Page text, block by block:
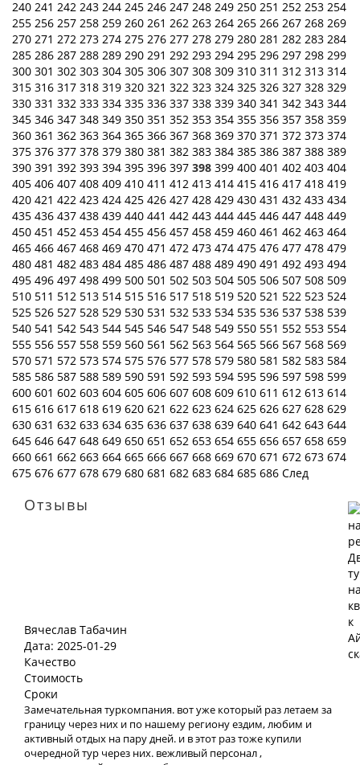
240 241 242 243 244 245 246 247 248 249 250 251 252 253 254
255 256 257 258 259 260 261 262 263 264 265 266 267 268 269
270 271 272 273 274 275 276 277 278 279 280 281 282 283 284
285 286 287 288 289 290 291 292 293 294 295 296 297 298 299
300 301 302 303 304 305 306 307 308 309 310 311 312 313 314
315 316 317 318 319 320 321 322 323 324 325 326 327 328 329
330 331 332 333 334 335 336 337 338 339 340 341 342 343 344
345 346 347 348 349 350 351 352 353 354 355 356 357 358 359
360 361 362 363 364 365 366 367 368 369 370 371 372 373 374
375 376 377 378 379 380 381 382 383 384 385 386 387 388 389
390 391 392 393 394 395 396 397 398 399 400 401 402 403 404
405 406 407 408 409 410 411 412 413 414 415 416 417 418 419
420 421 422 423 424 425 426 427 428 429 430 431 432 433 434
435 436 437 438 439 440 441 442 443 444 445 446 447 448 449
450 451 452 453 454 455 456 457 458 459 460 461 462 463 464
465 466 467 468 469 470 471 472 473 474 475 476 477 478 479
480 481 482 483 484 485 486 487 488 489 490 491 492 493 494
495 496 497 498 499 500 501 502 503 504 505 506 507 508 509
510 511 512 513 514 515 516 517 518 519 520 521 522 523 524
525 526 527 528 529 530 531 532 533 534 535 536 537 538 539
540 541 542 543 544 545 546 547 548 549 550 551 552 553 554
555 556 557 558 559 560 561 562 563 564 565 566 567 568 569
570 571 572 573 574 575 576 577 578 579 580 581 582 583 584
585 586 587 588 589 590 591 592 593 594 595 596 597 598 599
600 601 602 603 604 605 606 607 608 609 610 611 612 613 614
615 616 617 618 619 620 621 622 623 624 625 626 627 628 629
630 631 632 633 634 635 636 637 638 639 640 641 642 643 644
645 646 647 648 649 650 651 652 653 654 655 656 657 658 659
660 661 662 663 664 665 666 667 668 669 670 671 672 673 674
675 676 677 678 679 680 681 682 683 684 685 686 След
Отзывы
Вячеслав Табачин
Дата: 2025-01-29
Качество
Стоимость
Сроки
Замечательная туркомпания. вот уже который раз летаем за
границу через них и по нашему региону ездим, любим и
активный отдых на пару дней. и в этот раз тоже купили
очередной тур через них. вежливый персонал ,